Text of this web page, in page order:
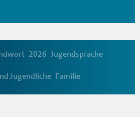
2026 Jugendsprache
Jugendliche Familie